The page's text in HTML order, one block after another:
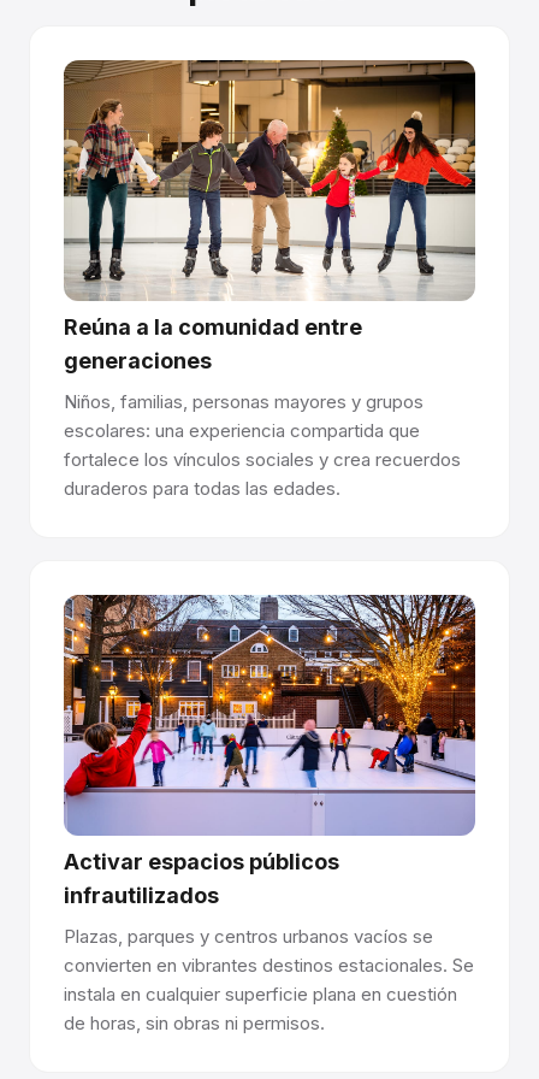
medida que las cuchillas crean microarañazos: cuanto
más se patina, mejor se desliza.
Conexión machihembrada
Los paneles se entrelazan como un suelo de parqué: las
uniones mecanizadas con precisión crean una superficie
sin juntas. Las juntas quedan totalmente enrasadas y son
imperceptibles al pisar.
Instale en cualquier lugar, sin necesidad de
permisos.
Los paneles se colocan directamente sobre hormigón,
asfalto, pavimentos deportivos o pavimentos para
eventos. Sin anclajes, sin perforaciones, sin permisos de
Fácil de gestionar con la certificación Rink
Manager.
Glice ofrece la certificación Rink Manager para ayudar a
su equipo a operar y mantener la pista, garantizando la
calidad de la superficie a largo plazo y una experiencia de
patinaje de clase mundial.
¿Tiene preguntas sobre cómo funciona el hielo
sintético? Hable con nuestro equipo →
Reúna a la comunidad entre
generaciones
Niños, familias, personas mayores y grupos
escolares: una experiencia compartida que
fortalece los vínculos sociales y crea recuerdos
duraderos para todas las edades.
Activar espacios públicos
infrautilizados
Plazas, parques y centros urbanos vacíos se
convierten en vibrantes destinos estacionales. Se
instala en cualquier superficie plana en cuestión
de horas, sin obras ni permisos.